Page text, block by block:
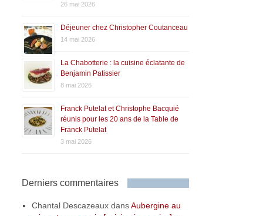
26 mai 2026
Déjeuner chez Christopher Coutanceau
14 mai 2026
La Chabotterie : la cuisine éclatante de
Benjamin Patissier
8 mai 2026
Franck Putelat et Christophe Bacquié
réunis pour les 20 ans de la Table de
Franck Putelat
3 mai 2026
Derniers commentaires
Chantal Descazeaux dansAubergine au